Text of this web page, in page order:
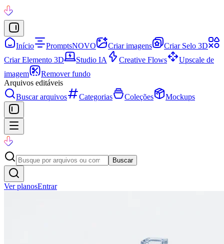
Início PromptsNOVO Criar imagens
Criar Selo 3D
Criar Elemento 3D
Studio IA Creative Flows
Upscale de
imagem
Remover fundo
Arquivos editáveis
Buscar arquivos
Categorias Coleções Mockups
Buscar
Ver planosEntrar